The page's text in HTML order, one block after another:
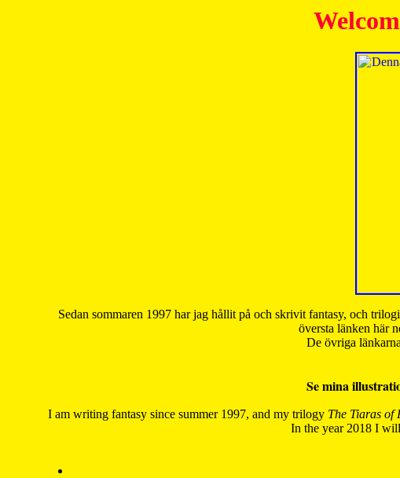
Sedan sommaren 1997 har jag hållit på och skrivit fantasy, och
översta länken här
De övriga
Se mina
I am writing fantasy since summer 1997, and my trilogy The Tiaras of
In the year 2018 I